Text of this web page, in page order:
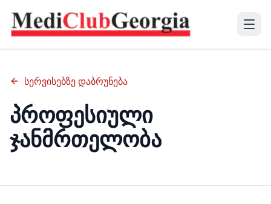
ჩვენს შესახებ
სერვისებზე დაბრუნება
პროფესიული
ჯანმრთელობა